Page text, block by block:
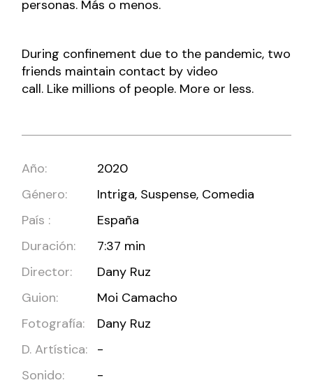
personas. Más o menos.
During confinement due to the pandemic, two
friends maintain contact by video
call. Like millions of people. More or less.
Año:
2020
Género:
Intriga, Suspense, Comedia
País :
España
Duración:
7:37 min
Director:
Dany Ruz
Guion:
Moi Camacho
Fotografía:
Dany Ruz
D. Artística:
-
Sonido:
-